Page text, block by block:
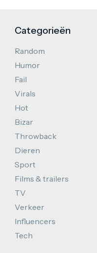
Categorieën
Random
Humor
Fail
Virals
Hot
Bizar
Throwback
Dieren
Sport
Films & trailers
TV
Verkeer
Influencers
Tech